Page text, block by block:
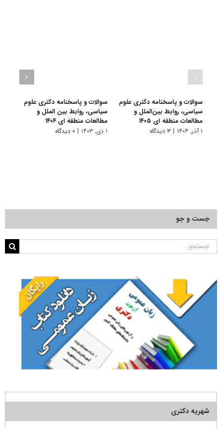
سوالات و پاسخنامه دکتری علوم
سیاسی، روابط بین‌الملل و
مطالعات منطقه ای ۱۴۰۵
۱ آذر, ۱۴۰۴ | ۳ دیدگاه
سوالات و پاسخنامه دکتری علوم
سیاسی، روابط بین الملل و
مطالعات منطقه ای ۱۴۰۴
۱ دی, ۱۴۰۳ | ۰ دیدگاه
جست و جو
جستجو
شهریه دکتری